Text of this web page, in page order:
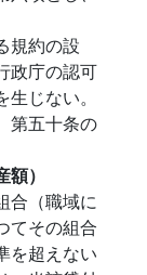
規約の設
政庁の認可
じない。
第五十条の
）
合（職域に
てその組合
を超えない